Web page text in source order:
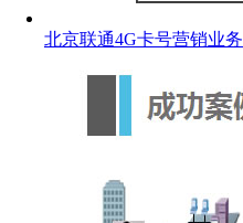
北京联通4G卡号营销业务